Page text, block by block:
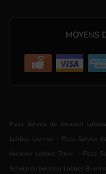
MOYENS
Pizza Service de livraison
Lobbes Leernes
. Pizza Service
livraison Lobbes Thuin
. Pizza
Service de livraison Lobbes